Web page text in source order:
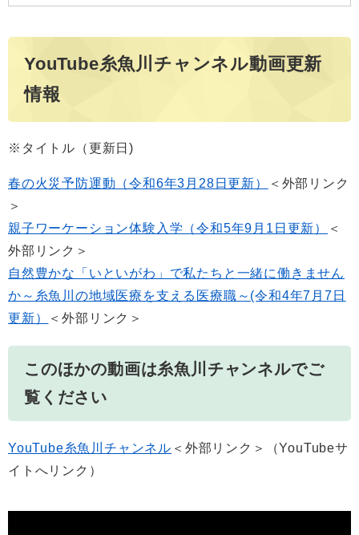
YouTube糸魚川チャンネル動画更新
情報
※タイトル（更新日)
春の火災予防運動（令和6年3月28日更新）
＜外部リンク
＞
親子ワーケーション体験入学（令和5年9月1日更新）
＜
外部リンク＞
自然豊かな「いといがわ」で私たちと一緒に働きません
か～糸魚川の地域医療を支える医療職～(令和4年7月7日
更新）
＜外部リンク＞
このほかの動画は糸魚川チャンネルでご
覧ください
YouTube糸魚川チャンネル ＜外部リンク＞
（YouTubeサ
イトへリンク）